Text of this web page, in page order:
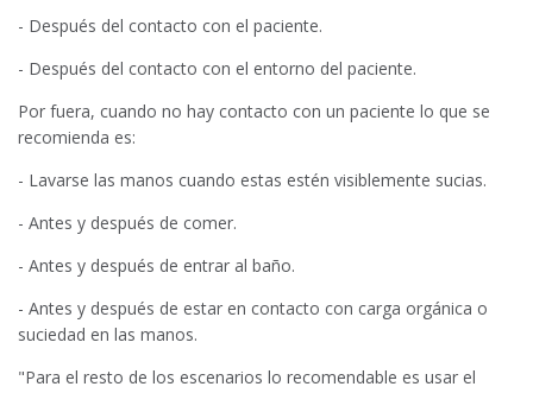
- Después del contacto con el paciente.
- Después del contacto con el entorno del paciente.
Por fuera, cuando no hay contacto con un paciente lo que se
recomienda es:
- Lavarse las manos cuando estas estén visiblemente sucias.
- Antes y después de comer.
- Antes y después de entrar al baño.
- Antes y después de estar en contacto con carga orgánica o
suciedad en las manos.
"Para el resto de los escenarios lo recomendable es usar el